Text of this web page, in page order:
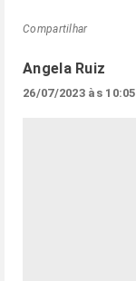
Compartilhar
Angela Ruiz
26/07/2023 às 10:05